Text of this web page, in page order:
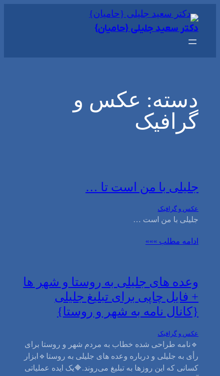
محتوا
دکتر سعید جلیلی {حامیان}
دسته: عکس و
گرافیک
جلیلی با من است تا …
عکس و گرافیک
جلیلی با من است …
ادامه مطلب »»»
وعده های جلیلی به روستا و شهر ها
+ فایل چاپی برای تبلیغ جلیلی
{کانال نامه به شهر و روستا}
عکس و گرافیک
🔹نامه‌ طراحی شده خطاب به مردم شهر و روستا برای
رأی به جلیلی و درباره وعده های جلیلی به روستا🔹ابزار
کسانی که این روزها به تبلیغ می‌روند.🔶یک ایده عملیاتی